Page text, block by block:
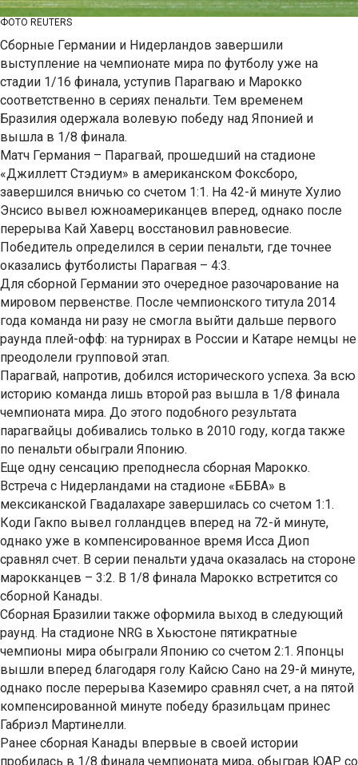
ФОТО REUTERS
Сборные Германии и Нидерландов завершили
выступление на чемпионате мира по футболу уже на
стадии 1/16 финала, уступив Парагваю и Марокко
соответственно в сериях пенальти. Тем временем
Бразилия одержала волевую победу над Японией и
вышла в 1/8 финала.
Матч Германия – Парагвай, прошедший на стадионе
«Джиллетт Стэдиум» в американском Фоксборо,
завершился вничью со счетом 1:1. На 42-й минуте Хулио
Энсисо вывел южноамериканцев вперед, однако после
перерыва Кай Хаверц восстановил равновесие.
Победитель определился в серии пенальти, где точнее
оказались футболисты Парагвая – 4:3.
Для сборной Германии это очередное разочарование на
мировом первенстве. После чемпионского титула 2014
года команда ни разу не смогла выйти дальше первого
раунда плей-офф: на турнирах в России и Катаре немцы не
преодолели групповой этап.
Парагвай, напротив, добился исторического успеха. За всю
историю команда лишь второй раз вышла в 1/8 финала
чемпионата мира. До этого подобного результата
парагвайцы добивались только в 2010 году, когда также
по пенальти обыграли Японию.
Еще одну сенсацию преподнесла сборная Марокко.
Встреча с Нидерландами на стадионе «ББВА» в
мексиканской Гвадалахаре завершилась со счетом 1:1.
Коди Гакпо вывел голландцев вперед на 72-й минуте,
однако уже в компенсированное время Исса Диоп
сравнял счет. В серии пенальти удача оказалась на стороне
марокканцев – 3:2. В 1/8 финала Марокко встретится со
сборной Канады.
Сборная Бразилии также оформила выход в следующий
раунд. На стадионе NRG в Хьюстоне пятикратные
чемпионы мира обыграли Японию со счетом 2:1. Японцы
вышли вперед благодаря голу Кайсю Сано на 29-й минуте,
однако после перерыва Каземиро сравнял счет, а на пятой
компенсированной минуте победу бразильцам принес
Габриэл Мартинелли.
Ранее сборная Канады впервые в своей истории
пробилась в 1/8 финала чемпионата мира, обыграв ЮАР со